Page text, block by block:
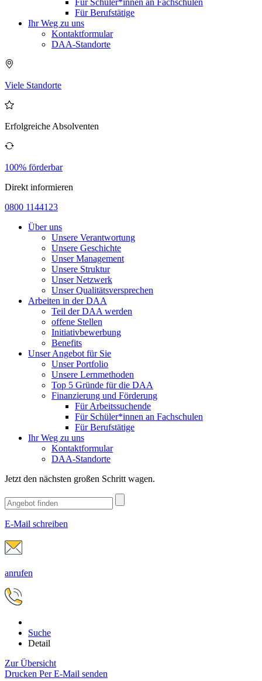
Für Schüler*innen an Fachschulen
Für Berufstätige
Ihr Weg zu uns
Kontaktformular
DAA-Standorte
Viele Standorte
Erfolgreiche Absolventen
100% förderbar
Direkt informieren
0800 1144123
Über uns
Unsere Verantwortung
Unsere Geschichte
Unser Management
Unsere Struktur
Unser Netzwerk
Unser Qualitätsversprechen
Arbeiten in der DAA
Teil der DAA werden
offene Stellen
Initiativbewerbung
Benefits
Unser Angebot für Sie
Unser Portfolio
Unsere Lernmethoden
Top 5 Gründe für die DAA
Finanzierung und Förderung
Für Arbeitssuchende
Für Schüler*innen an Fachschulen
Für Berufstätige
Ihr Weg zu uns
Kontaktformular
DAA-Standorte
Jetzt den nächsten großen Schritt wagen.
E-Mail schreiben
anrufen
Suche
Detail
Zur Übersicht
Drucken Per E-Mail senden